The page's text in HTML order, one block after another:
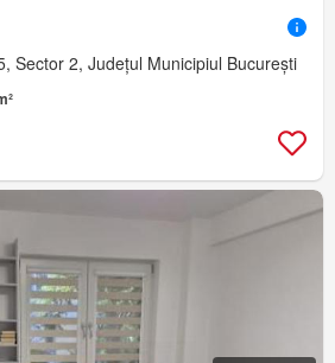
Sector 2, Județul Municipiul București